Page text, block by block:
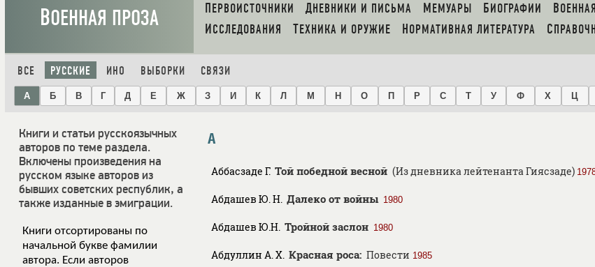
ВОЕННАЯ ПРОЗА ПЕРВОИСТОЧНИКИ ДНЕВНИКИ И ПИСЬМА МЕМУАРЫ БИОГРАФИИ
ИССЛЕДОВАНИЯ
ТЕХНИКА И ОРУЖИЕ НОРМАТИВНАЯ ЛИТЕРАТУРА
ВСЕ РУССКИЕ ИНО ВЫБОРКИ СВЯЗИ
А Б В Г Д Е Ж З И К Л М Н О П Р С Т У Ф Х Ц
Книги и статьи русскоязычных
авторов по теме раздела.
Включены произведения на
русском языке авторов из
бывших советских республик, а
также изданные в эмиграции.
Книги отсортированы по
начальной букве фамилии
автора. Если авторов
А
Аббасзаде Г. Той победной весной (Из дневника лейтенанта Гиясзаде)
Абдашев Ю. Н. Далеко от войны 1980
Абдашев Ю.Н. Тройной заслон 1980
Абдуллин А. Х. Красная роса: Повести 1985